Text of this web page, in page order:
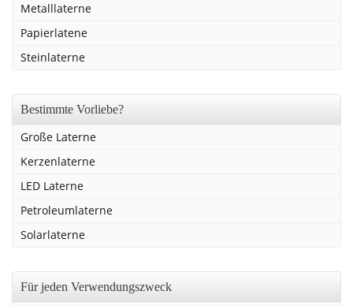
Metalllaterne
Papierlatene
Steinlaterne
Bestimmte Vorliebe?
Große Laterne
Kerzenlaterne
LED Laterne
Petroleumlaterne
Solarlaterne
Für jeden Verwendungszweck